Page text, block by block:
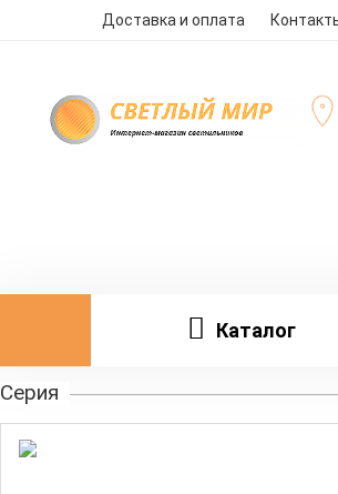
Доставка и оплата
Каталог
Серия